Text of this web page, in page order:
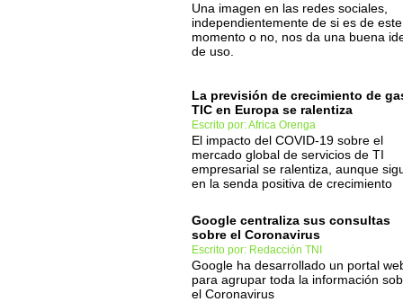
Una imagen en las redes sociales,
independientemente de si es de este
momento o no, nos da una buena
de uso.
La previsión de crecimiento de
TIC en Europa se ralentiza
Escrito por: Africa Orenga
El impacto del COVID-19 sobre el
mercado global de servicios de TI
empresarial se ralentiza, aunque
en la senda positiva de crecimiento
Google centraliza sus consultas
sobre el Coronavirus
Escrito por: Redacción TNI
Google ha desarrollado un portal
para agrupar toda la información
el Coronavirus